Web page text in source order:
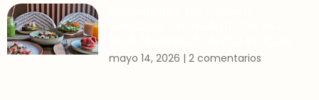
mayo 14, 2026 2 comentarios